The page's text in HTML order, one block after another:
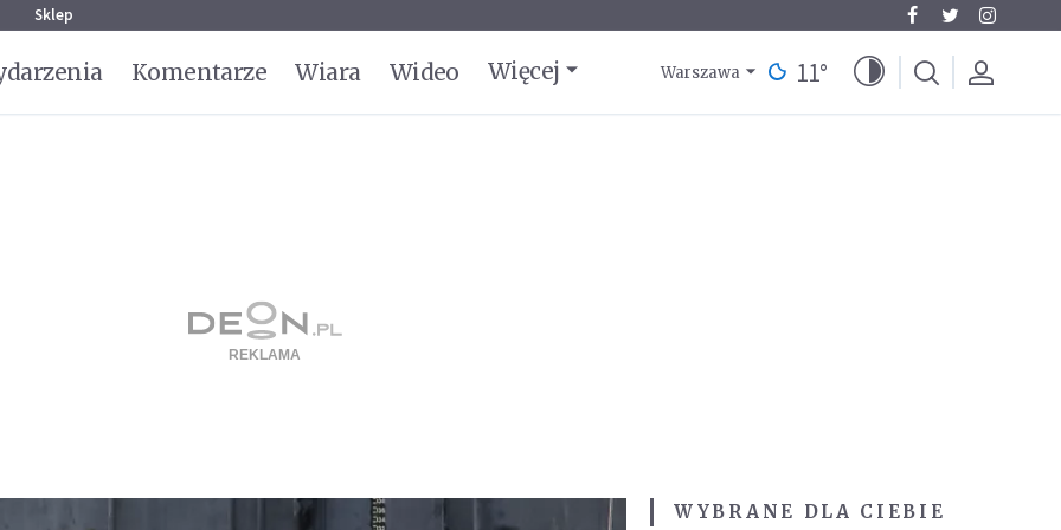
Sklep
Komentarze Wiara Wideo Więcej Warszawa 11°
WYBRANE DLA CIEBIE